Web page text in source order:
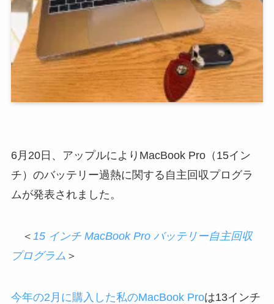
6月20日、アップルによりMacBook Pro（15イン
チ）のバッテリー過熱に関する自主回収プログラ
ムが発表されました。
＜ 15 インチ MacBook Pro バッテリー自主回収
プログラム ＞
今年の2月に購入した私のMacBook Proは13インチ